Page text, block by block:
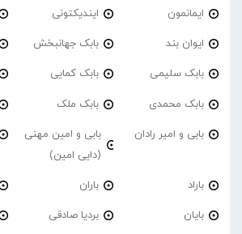
ایمانمون ایندیکتونی
ایوان بند بابک جهانبخش
بابک سلیمی بابک کمایی
بابک محمدی بابک ملک
بابی و امیر رادان
بابی و امین مهنی
(دایی امین)
باراد باران
بایان بردیا صادقی